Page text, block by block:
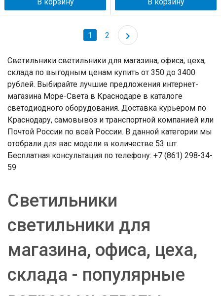
1 2
Светильники светильники для магазина, офиса, цеха,
склада по выгодным ценам купить от 350 до 3400
рублей. Выбирайте лучшие предложения интернет-
магазина Море-Света в Краснодаре в каталоге
светодиодного оборудования. Доставка курьером по
Краснодару, самовывоз и транспортной компанией или
Почтой России по всей России. В данной категории мы
отобрали для вас модели в количестве 53 шт.
Бесплатная консультация по телефону: +7 (861) 298-34-
59
Светильники
светильники для
магазина, офиса, цеха,
склада - популярные